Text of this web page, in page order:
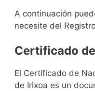
A continuación
necesite del
Certificado
El Certificado de
de Irixoa es un